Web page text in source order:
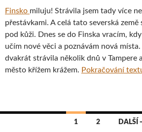
Finsko miluju! Strávila jsem tady více
přestávkami. A celá tato severská
pod kůži. Dnes se do Finska vracím,
učím nové věci a poznávám nová
dvakrát strávila několik dnů v Tampere
město křížem krážem. Pokračování
1 2 DALŠÍ